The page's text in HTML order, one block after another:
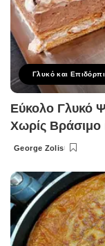
Γλυκό και
Εύκολο Γλυκό
Χωρίς Βράσιμο
Posted
George Zolis